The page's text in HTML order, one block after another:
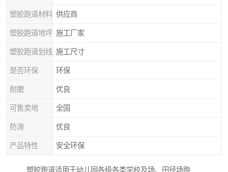
塑胶跑道材料 供应商
塑胶跑道地坪 施工厂家
塑胶跑道划线 施工尺寸
是否环保 环保
耐磨 优良
可售卖地 全国
防滑 优良
产品特性 安全环保
塑胶跑道适用于幼儿园各级各类学校及场、田径场跑